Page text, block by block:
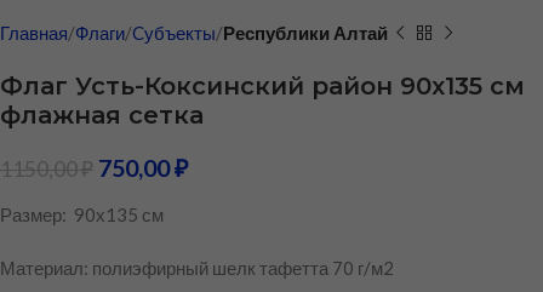
Главная Флаги Cубъекты Республики Алтай
Флаг Усть-Коксинский район 90х135 см
флажная сетка
1150,00₽ 750,00₽
Размер: 90х135 см
Материал: полиэфирный шелк тафетта 70 г/м2